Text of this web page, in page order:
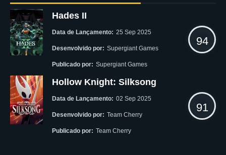
Hades II
Data de Lançamento: 25 Sep 2025
Desenvolvido por: Supergiant Games
Publicado por: Supergiant Games
94
Hollow Knight: Silksong
Data de Lançamento: 02 Sep 2025
Desenvolvido por: Team Cherry
Publicado por: Team Cherry
91